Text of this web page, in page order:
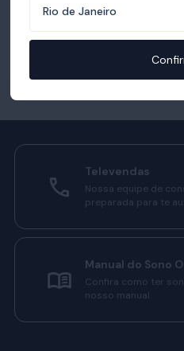
Televendas
Nossa equipe de
preparada para te
Manual do Sono
Confira como ter
nosso manual.